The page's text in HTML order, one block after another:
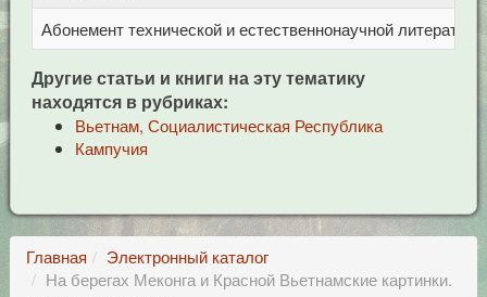
Абонемент технической и естественнонаучной литерат
Другие статьи и книги на эту тематику
находятся в рубриках:
Вьетнам, Социалистическая Республика
Кампучия
Главная
Электронный каталог
На берегах Меконга и Красной Вьетнамские картинки.